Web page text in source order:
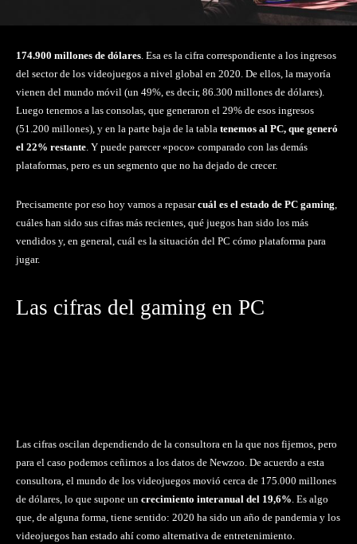
174.900 millones de dólares . Esa es la cifra correspondiente a los ingresos
del sector de los videojuegos a nivel global en 2020. De ellos, la mayoría
vienen del mundo móvil (un 49%, es decir, 86.300 millones de dólares).
Luego tenemos a las consolas, que generaron el 29% de esos ingresos
(51.200 millones), y en la parte baja de la tabla tenemos al PC, que generó
el 22% restante . Y puede parecer «poco» comparado con las demás
plataformas, pero es un segmento que no ha dejado de crecer.
Precisamente por eso hoy vamos a repasarcuál es el estado de PC gaming
cuáles han sido sus cifras más recientes, qué juegos han sido los más
vendidos y, en general, cuál es la situación del PC cómo plataforma para
jugar.
Las cifras del gaming en PC
Las cifras oscilan dependiendo de la consultora en la que nos fijemos, pero
para el caso podemos ceñirnos a los datos de Newzoo. De acuerdo a esta
consultora, el mundo de los videojuegos movió cerca de 175.000 millones
de dólares, lo que supone un crecimiento interanual del 19,6% . Es algo
que, de alguna forma, tiene sentido: 2020 ha sido un año de pandemia y los
videojuegos han estado ahí como alternativa de entretenimiento.